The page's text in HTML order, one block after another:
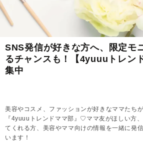
SNS発信が好きな方へ、限定モ
るチャンスも！【4yuuuトレン
集中
美容やコスメ、ファッションが好きなママたち
『4yuuuトレンドママ部』♡ママ友がほしい方
てくれる方、美容やママ向けの情報を一緒に発
います！